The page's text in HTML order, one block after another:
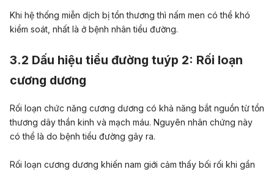
Khi hệ thống miễn dịch bị tổn thương thì nấm men có thể khó
kiểm soát, nhất là ở bệnh nhân tiểu đường.
3.2 Dấu hiệu tiểu đường tuýp 2: Rối loạn
cương dương
Rối loạn chức năng cương dương có khả năng bắt nguồn từ tổn
thương dây thần kinh và mạch máu. Nguyên nhân chứng này
có thể là do bệnh tiểu đường gây ra.
Rối loạn cương dương khiến nam giới cảm thấy bối rối khi gần